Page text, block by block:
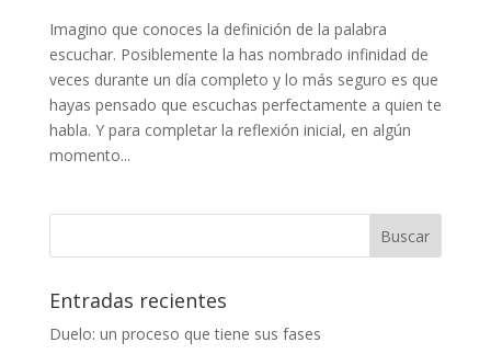
Imagino que conoces la definición de la palabra
escuchar. Posiblemente la has nombrado infinidad de
veces durante un día completo y lo más seguro es que
hayas pensado que escuchas perfectamente a quien te
habla. Y para completar la reflexión inicial, en algún
momento...
Entradas recientes
Duelo: un proceso que tiene sus fases